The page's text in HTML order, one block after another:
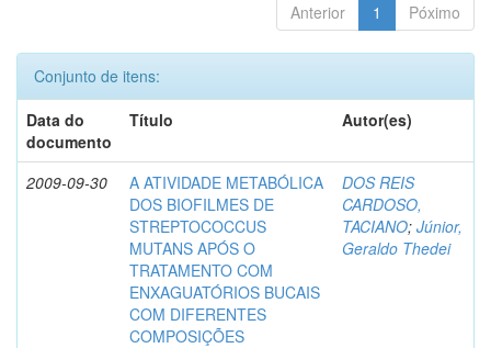
Anterior 1 Póximo
Conjunto de itens:
Data do
documento
Título Autor(es)
2009-09-30
A ATIVIDADE METABÓLICA
DOS BIOFILMES DE
STREPTOCOCCUS
MUTANS APÓS O
TRATAMENTO COM
ENXAGUATÓRIOS BUCAIS
COM DIFERENTES
COMPOSIÇÕES
DOS REIS
CARDOSO,
TACIANO; Júnior,
Geraldo Thedei